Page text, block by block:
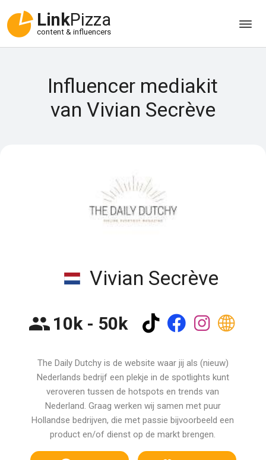
LinkPizza
content & influencers
Influencer mediakit
van Vivian Secrève
Vivian Secrève
10k - 50k
The Daily Dutchy is de website waar jij als (nieuw)
Nederlands bedrijf een plekje in de spotlights kunt
veroveren tussen de hotspots en trends van
Nederland. Graag werken wij samen met puur
Hollandse bedrijven, die met passie bijvoorbeeld een
product en/of dienst op de markt brengen.